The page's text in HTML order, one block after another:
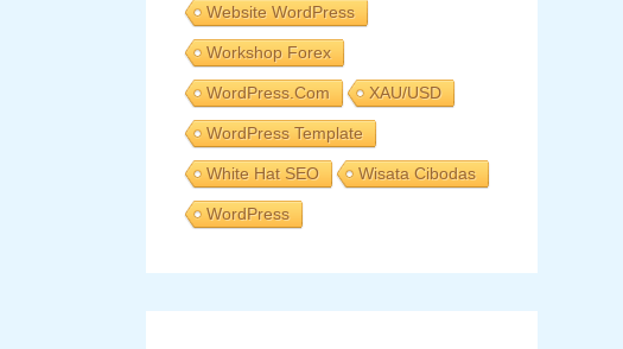
Website WordPress
Workshop Forex
WordPress.com XAU/USD
WordPress Template
White Hat SEO Wisata Cibodas
WordPress